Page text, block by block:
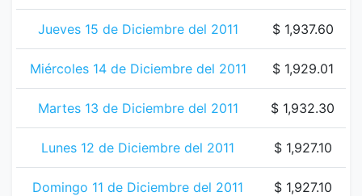
Jueves 15 de Diciembre del 2011 $ 1,937.60
Miércoles 14 de Diciembre del 2011 $ 1,929.01
Martes 13 de Diciembre del 2011 $ 1,932.30
Lunes 12 de Diciembre del 2011 $ 1,927.10
Domingo 11 de Diciembre del 2011 $ 1,927.10